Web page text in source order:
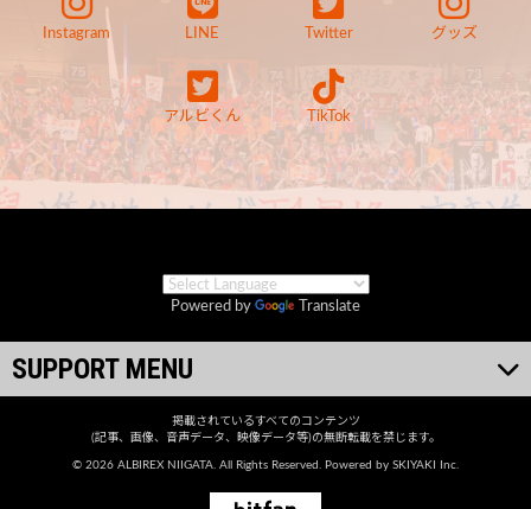
Instagram LINE Twitter グッズ
アルビくん TikTok
Powered by Translate
SUPPORT MENU
掲載されているすべてのコンテンツ
(記事、画像、音声データ、映像データ等)の無断転載を禁じます。
© 2026 ALBIREX NIIGATA. All Rights Reserved. Powered by SKIYAKI Inc.